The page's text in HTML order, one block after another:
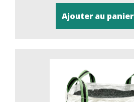
Ajouter au panier